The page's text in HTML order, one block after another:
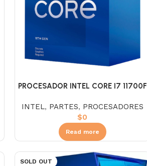
PROCESADOR INTEL CORE I7 11700F
INTEL, PARTES, PROCESADORES
$0
Read more
SOLD OUT